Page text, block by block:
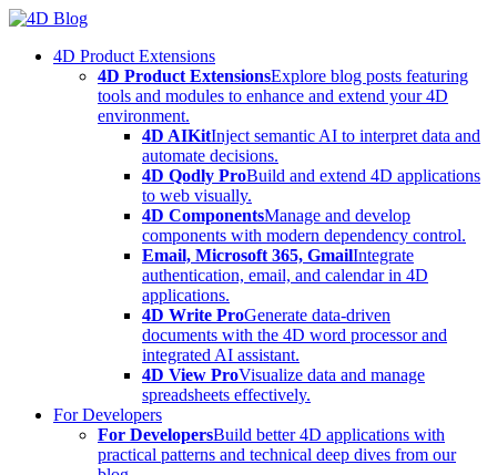
Skip
content4D Product Extensions
4D Product ExtensionsExplore blog posts featuring
tools and modules to enhance and extend your 4D
environment.
4D AIKitInject semantic AI to interpret data and
automate decisions.
4D Qodly ProBuild and extend 4D applications
to web visually.
4D ComponentsManage and develop
components with modern dependency control.
Email, Microsoft 365, GmailIntegrate
authentication, email, and calendar in 4D
applications.
4D Write ProGenerate data-driven
documents with the 4D word processor and
integrated AI assistant.
4D View ProVisualize data and manage
spreadsheets effectively.
For Developers
For DevelopersBuild better 4D applications with
practical patterns and technical deep dives from our